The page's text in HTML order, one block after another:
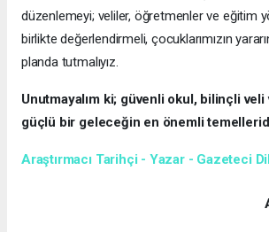
düzenlemeyi; veliler, öğretmenler ve eğitim
birlikte değerlendirmeli, çocuklarımızın
planda tutmalıyız.
Unutmayalım ki; güvenli okul, bilinçli
güçlü bir geleceğin en önemli
Araştırmacı Tarihçi - Yazar - Gazeteci